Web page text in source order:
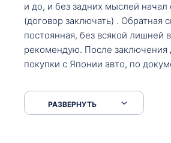
и до, и без задних мыслей начал
(договор заключать) . Обратная
постоянная, без всякой лишней
рекомендую. После заключения
покупки с Японии авто, по
что заполнить, куда зайти,
приехал за авто. Меня тепло
РАЗВЕРНУТЬ